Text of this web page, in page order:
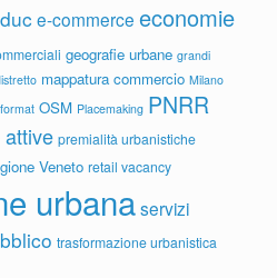
duc e-commerce economie
geografie urbane grandi
mappatura commercio Milano
OSM Placemaking PNRR
attive premialità urbanistiche
Veneto retail vacancy
urbanaservizi
trasformazione urbanistica